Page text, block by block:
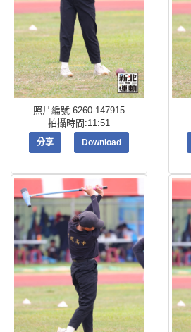
照片編號:6260-147915
拍攝時間:11:51
分享 Download